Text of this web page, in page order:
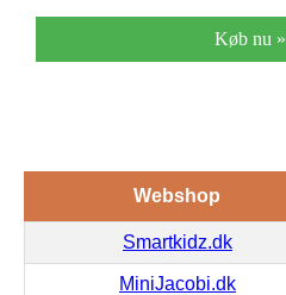
Køb nu »
Webshop
Smartkidz.dk
MiniJacobi.dk